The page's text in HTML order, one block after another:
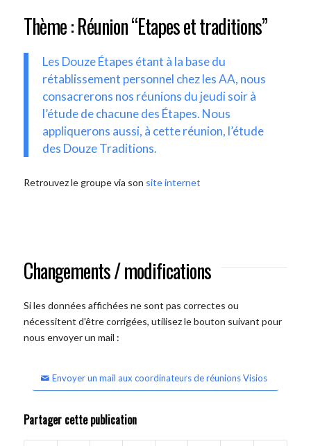
Thème : Réunion “Etapes et traditions”
Les Douze Étapes étant à la base du
rétablissement personnel chez les AA, nous
consacrerons nos réunions du jeudi soir à
l’étude de chacune des Étapes. Nous
appliquerons aussi, à cette réunion, l’étude
des Douze Traditions.
Retrouvez le groupe via son site internet
Changements / modifications
Si les données affichées ne sont pas correctes ou
nécessitent d'être corrigées, utilisez le bouton suivant pour
nous envoyer un mail :
Envoyer un mail aux coordinateurs de réunions Visios
Partager cette publication